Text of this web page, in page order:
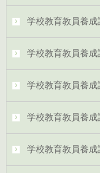
学校教育教員養成
学校教育教員養成
学校教育教員養成
学校教育教員養成
学校教育教員養成